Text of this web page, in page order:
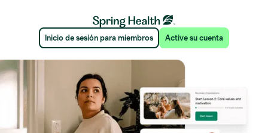
Inicio de sesión para miembros Active su cuenta